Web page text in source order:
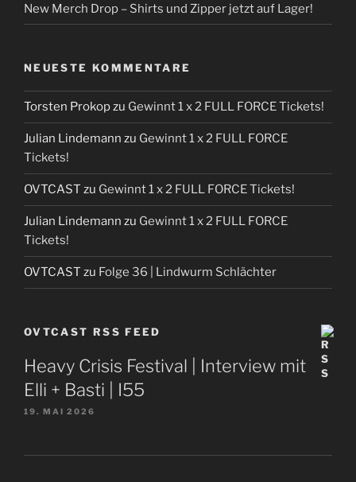
New Merch Drop – Shirts und Zipper jetzt auf Lager!
NEUESTE KOMMENTARE
Torsten Prokopzu Gewinnt 1 x 2 FULL FORCE Tickets!
Julian Lindemann zu Gewinnt 1 x 2 FULL FORCE
Tickets!
OVTCAST zu Gewinnt 1 x 2 FULL FORCE Tickets!
Julian Lindemann zu Gewinnt 1 x 2 FULL FORCE
Tickets!
OVTCAST zu Folge 36 | Lindwurm Schlächter
OVTCAST RSS FEED
Heavy Crisis Festival | Interview mit
Elli + Basti | I55
19. MAI 2026